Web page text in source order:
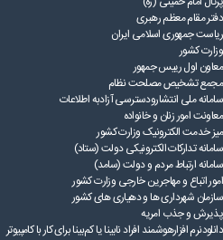
دفتر مقام معظم رهبری
ریاست ‌جمهوری اسلامی ایران
وزارت کشور
معاون اول رییس جمهور
مجمع تشخیص مصلحت نظام
سامانه ملی انتشارودسترسی آزادبه اطلاعات
معاونت امور زنان و خانواده
میز خدمت الکترونیک وزارت کشور
سامانه تدارکات الکترونیکی دولت (ستاد)
سامانه ارتباط مردم و دولت (سامد)
امور اتباع و مهاجرین خارجی وزارت کشور
سازمان شهرداری ها و دهیاری های کشور
پذیرش و جذب امریه
دانلودنرم افزارهوشمند افراد نابینا یا کم‌بینا برای کار با کامپیوتر
قوانین عادی
آئین نامه ها
بخشنامه ها
اسناد بالادستی